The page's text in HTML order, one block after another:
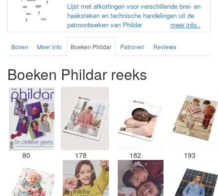
Lijst met afkortingen voor verschillende brei- en
haaksteken en technische handelingen uit de
patroonboeken van Phildar
meer info..
Boven Meer info Boeken Phildar Patronen Reviews
Boeken Phildar reeks
80 178 182 193